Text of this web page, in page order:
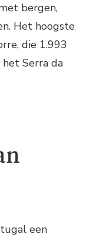
bergen,
Het hoogste
die 1.993
Serra da
een